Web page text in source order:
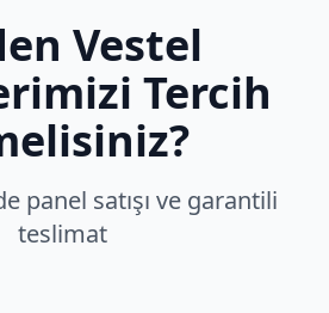
Vestel
Tercih
panel satışı ve garantili
teslimat